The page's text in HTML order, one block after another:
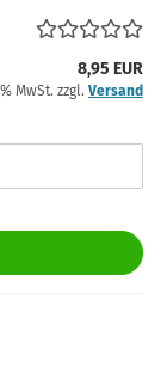
8,95 EUR
MwSt. zzgl. Versand